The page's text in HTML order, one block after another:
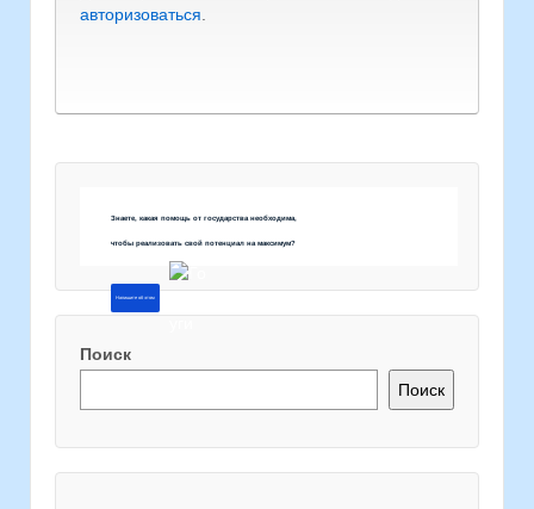
авторизоваться
Знаете, какая помощь от государства необходима,
чтобы реализовать свой потенциал на максимум?
Напишите об этом
Поиск
Поиск